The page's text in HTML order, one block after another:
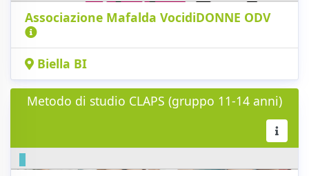
Associazione Mafalda VocidiDONNE ODV
Biella BI
Metodo di studio CLAPS (gruppo 11-14 anni)